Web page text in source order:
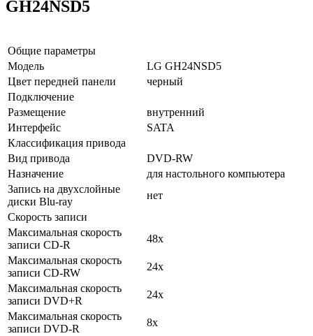
GH24NSD5
Общие параметры
Модель
LG GH24NSD5
Цвет передней панели
черный
Подключение
Размещение
внутренний
Интерфейс
SATA
Классификация привода
Вид привода
DVD-RW
Назначение
для настольного компьютера
Запись на двухслойные
диски Blu-ray
нет
Скорость записи
Максимальная скорость
записи CD-R
48x
Максимальная скорость
записи CD-RW
24x
Максимальная скорость
записи DVD+R
24x
Максимальная скорость
записи DVD-R
8x